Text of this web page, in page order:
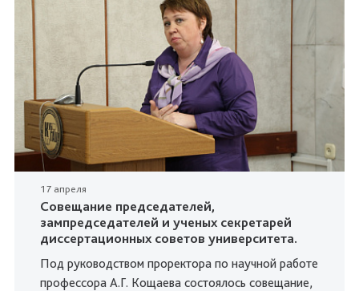
17 апреля
Совещание председателей,
зампредседателей и ученых секретарей
диссертационных советов университета.
Под руководством проректора по научной работе
профессора А.Г. Кощаева состоялось совещание,